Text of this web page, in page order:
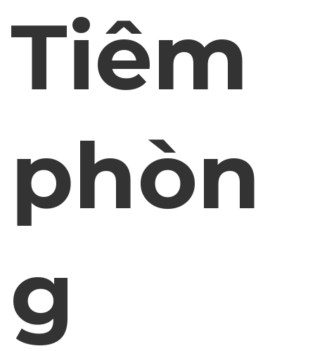
Tiêm
phòn
g